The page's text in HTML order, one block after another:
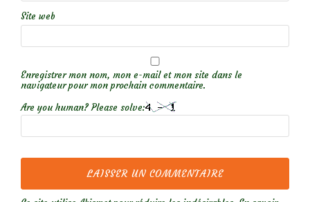
Site web
Enregistrer mon nom, mon e-mail et mon site dans le
navigateur pour mon prochain commentaire.
Are you human? Please solve: